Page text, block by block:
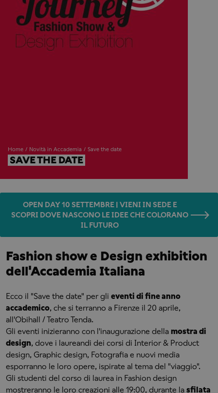
Home Novità in Accademia Save the date
SAVE THE DATE
OPEN DAY 10 SETTEMBRE | VIENI IN SEDE E
SCOPRI DOVE NASCONO LE IDEE CHE COLORANO
IL FUTURO
Fashion show e Design exhibition
dell'Accademia Italiana
Ecco il "Save the date" per gli eventi di fine anno
accademico, che si terranno a Firenze il 20 aprile,
all'Obihall / Teatro Tenda.
Gli eventi inizieranno con l'inaugurazione della mostra di
design, dove i laureandi dei corsi di Interior & Product
design, Graphic design, Fotografia e nuovi media
esporranno le loro opere, ispirate al tema del "viaggio".
Gli studenti del corso di laurea in Fashion design
mostreranno le loro creazioni alle 19:00, durante la sfilata